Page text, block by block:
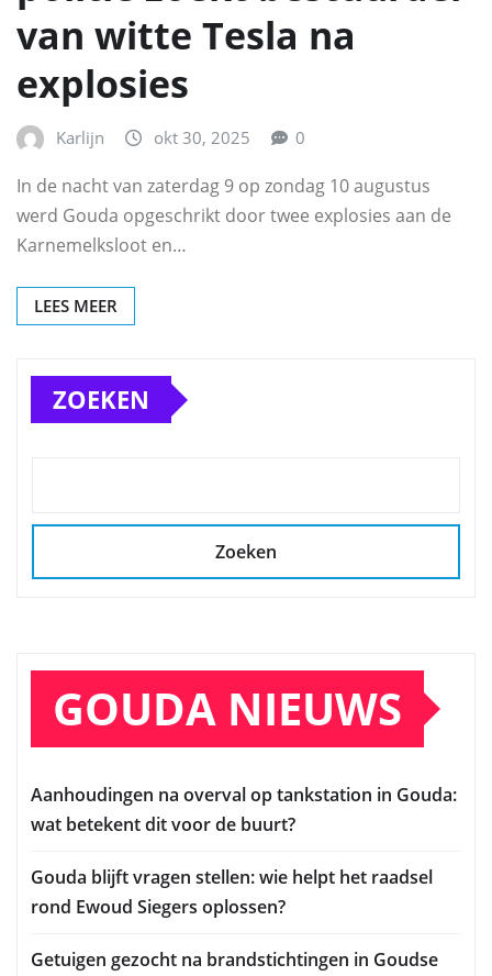
van witte Tesla na
explosies
Karlijn okt 30, 2025 0
In de nacht van zaterdag 9 op zondag 10 augustus
werd Gouda opgeschrikt door twee explosies aan de
Karnemelksloot en…
LEES MEER
ZOEKEN
Zoeken
GOUDA NIEUWS
Aanhoudingen na overval op tankstation in Gouda:
wat betekent dit voor de buurt?
Gouda blijft vragen stellen: wie helpt het raadsel
rond Ewoud Siegers oplossen?
Getuigen gezocht na brandstichtingen in Goudse